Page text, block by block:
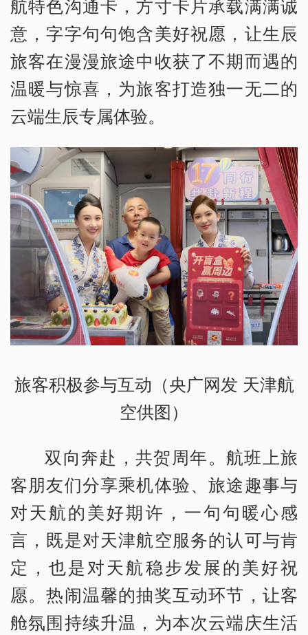
航特色沟通卡，方寸卡片承载满满诚
意，字字句句饱含美好祝愿，让生辰
旅客在漫漫旅途中收获了不期而遇的
温暖与惊喜，为旅客打造独一无二的
云端生辰专属体验。
旅客积极参与互动（央广网发 天津航
空供图）
双向奔赴，共贺周年。航班上旅
客朋友们分享乘机体验、旅途趣事与
对天航的美好期许，一句句暖心感
言，既是对天津航空服务的认可与肯
定，也是对天航稳步发展的美好祝
愿。热闹温馨的抽奖互动环节，让客
舱氛围持续升温，为本次云端庆生活